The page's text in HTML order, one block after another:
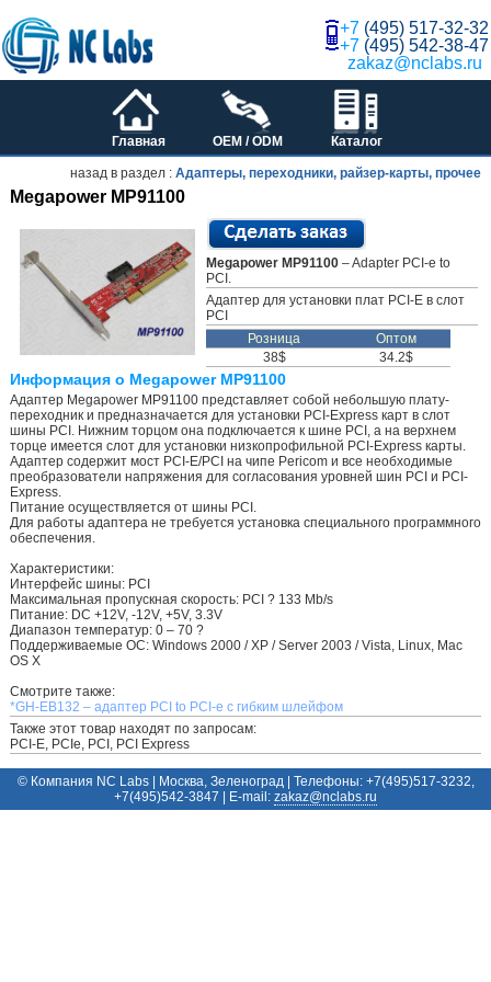
+7 (495) 517-32-32
+7 (495) 542-38-47
zakaz@nclabs.ru
Главная OEM / ODM Каталог
назад в раздел :Адаптеры, переходники, райзер-карты, прочее
Megapower MP91100
Megapower MP91100– Adapter PCI-e to
PCI.
Адаптер для установки плат PCI-E в слот
PCI
Розница
Оптом
38$
34.2$
Информация о Megapower MP91100
Адаптер Megapower MP91100 представляет собой небольшую плату-
переходник и предназначается для установки PCI-Express карт в слот
шины PCI. Нижним торцом она подключается к шине PCI, а на верхнем
торце имеется слот для установки низкопрофильной PCI-Express карты.
Адаптер содержит мост PCI-E/PCI на чипе Pericom и все необходимые
преобразователи напряжения для согласования уровней шин PCI и PCI-
Express.
Питание осуществляется от шины PCI.
Для работы адаптера не требуется установка специального программного
обеспечения.
Характеристики:
Интерфейс шины: PCI
Максимальная пропускная скорость: PCI ? 133 Mb/s
Питание: DC +12V, -12V, +5V, 3.3V
Диапазон температур: 0 – 70 ?
Поддерживаемые ОС: Windows 2000 / XP / Server 2003 / Vista, Linux, Mac
OS X
Смотрите также:
*GH-EB132 – адаптер PCI to PCI-e с гибким шлейфом
Также этот товар находят по запросам:
PCI-E, PCIe, PCI, PCI Express
© Компания NC Labs | Москва, Зеленоград | Телефоны: +7(495)517-3232,
+7(495)542-3847 | E-mail: ur.sbalcn@zakaz